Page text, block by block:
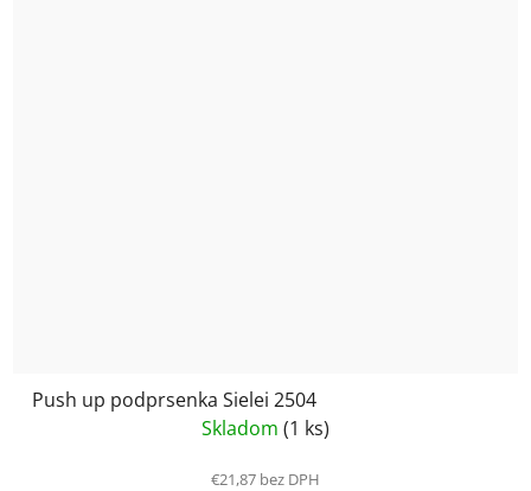
Push up podprsenka Sielei 2504
Skladom (1 ks)
€21,87 bez DPH